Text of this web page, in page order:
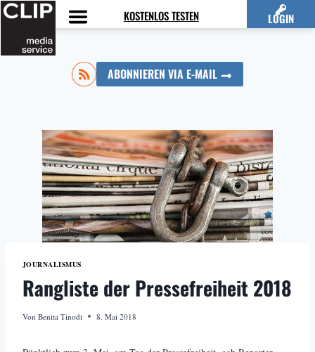
Zum
Inhalt
springen
KOSTENLOS TESTEN LOGIN
ABONNIEREN VIA E-MAIL
JOURNALISMUS
Rangliste der Pressefreiheit 2018
Von Benita Tinodi 8. Mai 2018